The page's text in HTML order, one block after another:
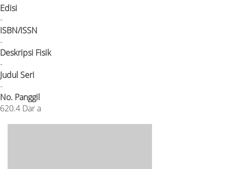
Edisi
-
ISBN/ISSN
-
Deskripsi Fisik
-
Judul Seri
-
No. Panggil
620.4 Dar a